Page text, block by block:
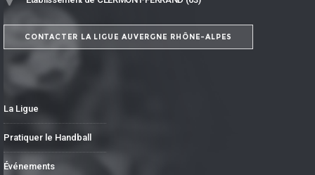
CONTACTER LA LIGUE AUVERGNE RHÔNE-ALPES
La Ligue
Pratiquer le Handball
Événements